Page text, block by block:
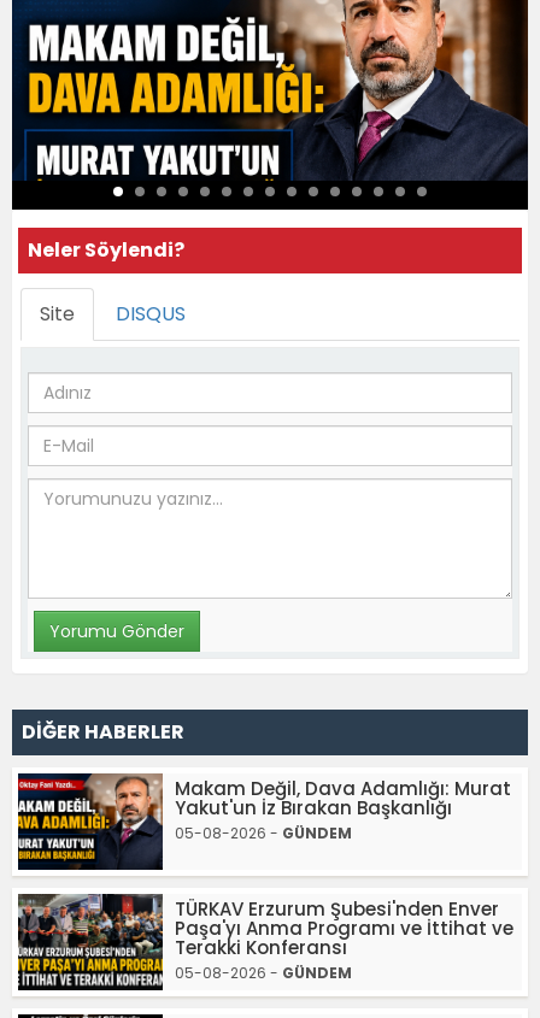
Neler Söylendi?
Site DISQUS
DİĞER HABERLER
Makam Değil, Dava Adamlığı: Murat
Yakut'un İz Bırakan Başkanlığı
05-08-2026 - GÜNDEM
TÜRKAV Erzurum Şubesi'nden Enver
Paşa'yı Anma Programı ve İttihat ve
Terakki Konferansı
05-08-2026 - GÜNDEM